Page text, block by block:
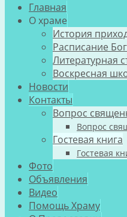
Главная
О храме
История
Расписание
Литературная
Воскресная
Новости
Контакты
Вопрос
Вопрос
Гостевая книга
Гостевая
Фото
Объявления
Видео
Помощь Храму